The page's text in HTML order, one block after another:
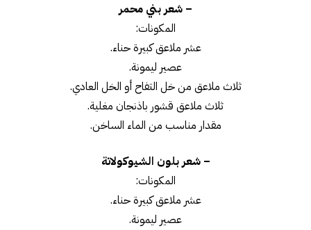
– شعر بني محمر
المكونات:
عشر ملاعق كبيرة حناء.
عصير ليمونة.
ثلاث ملاعق من خل التفاح أو الخل العادي.
ثلاث ملاعق قشور باذنجان مغلية.
مقدار مناسب من الماء الساخن.
– شعر بلون الشيوكولاتة
المكونات:
عشر ملاعق كبيرة حناء.
عصير ليمونة.